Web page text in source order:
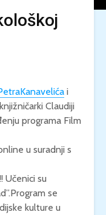
i
Claudiji
programa Film
u suradnji s
Učenici su
se
kulture u